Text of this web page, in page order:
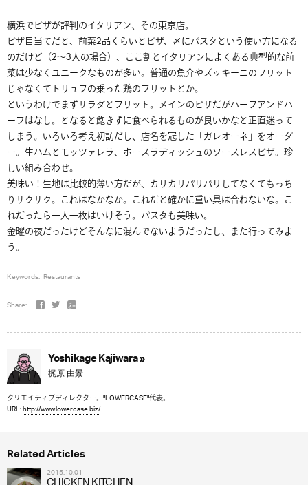
横浜でピザが評判のイタリアン、その東京店。
ピザ目当てだと、前菜2品くらいとピザ、〆にパスタという使い方になる
のだけど（2〜3人の場合）、ここ割とイタリアンによくある典型的な前
菜は少なくユニークなものが多い。普通の魚介やズッキーニのフリット
じゃなくてトリュフの乗った鶏のフリットとか。
というわけでまずサラダとフリット。メインのピザだがハーフアンドハ
ーフはなし。となると飽きずに食べられるものが良いかなと正直迷って
しまう。いろいろ考え初訪だし、店名を冠した「ガレオーネ」をオーダ
ー。生ハムとモッツァレラ、ホースラディッシュのソースレスピザ。珍
しい組み合わせ。
美味い！生地は比較的薄い方だが、カリカリパリパリしてなくてもっち
りサクサク。これはなかなか。これだと確かに重い具は合わないな。こ
れだったら一人一枚はいけそう。パスタも美味い。
金曜の夜だったけどそんなに混んでないようだったし、また行ってみよ
う。
Keywords: Restaurants
Share:
Yoshikage Kajiwara »
梶原 由景
クリエイティブディレクター。"LOWERCASE"代表。
URL:http://www.lowercase.biz/
Related Articles
2015.10.01